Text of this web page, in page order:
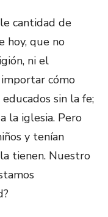
cantidad de
hoy, que no
ni el
cómo
sin la fe;
la iglesia. Pero
y tenían
tienen. Nuestro